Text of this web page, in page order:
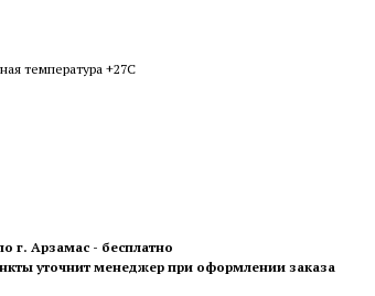
температура +27С
г. Арзамас - бесплатно
уточнит менеджер при оформлении заказа